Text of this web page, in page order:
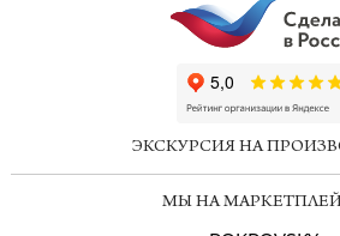
ЭКСКУРСИЯ НА
МЫ НА